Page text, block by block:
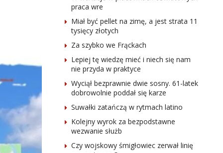
praca wre
Miał być pellet na zimę, a jest strata 11
tysięcy złotych
Za szybko we Frąckach
Lepiej tę wiedzę mieć i niech się nam
nie przyda w praktyce
Wyciął bezprawnie dwie sosny. 61-latek
dobrowolnie poddał się karze
Suwałki zatańczą w rytmach latino
Kolejny wyrok za bezpodstawne
wezwanie służb
Czy wojskowy śmigłowiec zerwał linię